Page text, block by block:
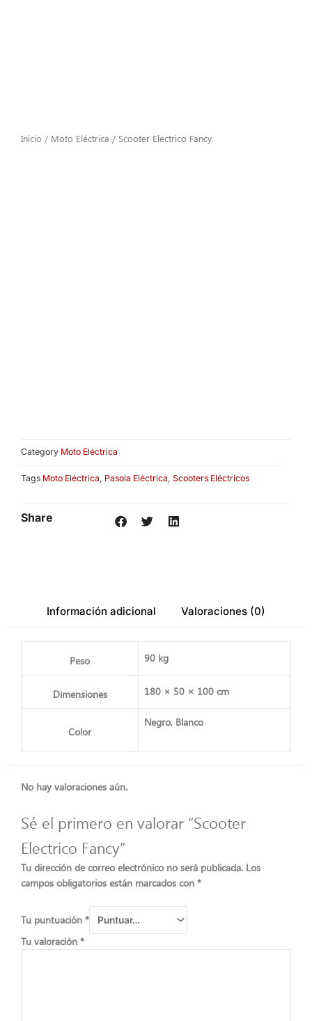
Inicio / Moto Eléctrica / Scooter Electrico Fancy
Category Moto Eléctrica
Tags Moto Eléctrica, Pasola Eléctrica, Scooters Eléctricos
Share
Información adicional Valoraciones (0)
Peso 90 kg
Dimensiones 180 × 50 × 100 cm
Color
Negro, Blanco
No hay valoraciones aún.
Sé el primero en valorar “Scooter
Electrico Fancy”
Tu dirección de correo electrónico no será publicada. Los
campos obligatorios están marcados con *
Tu puntuación *
Tu valoración *